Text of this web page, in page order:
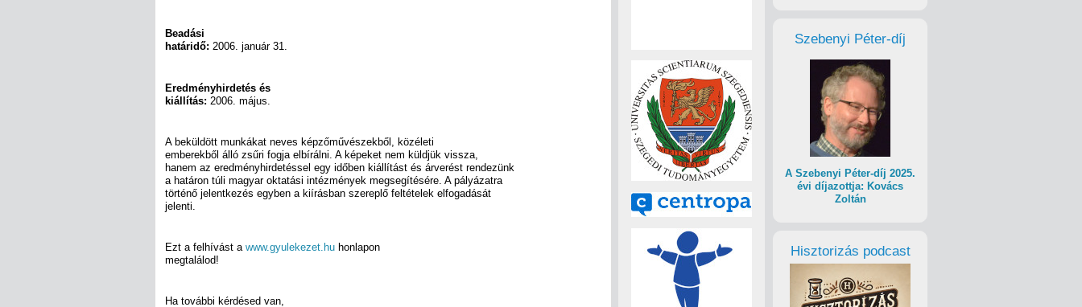
Beadási
határidő: 2006. január 31.
Eredményhirdetés és
kiállítás: 2006. május.
A beküldött munkákat neves képzőművészekből, közéleti
emberekből álló zsűri fogja elbírálni. A képeket nem küldjük vissza,
hanem az eredményhirdetéssel egy időben kiállítást és árverést rendezünk
a határon túli magyar oktatási intézmények megsegítésére. A pályázatra
történő jelentkezés egyben a kiírásban szereplő feltételek elfogadását
jelenti.
Ezt a felhívást a www.gyulekezet.hu honlapon
megtalálod!
Ha további kérdésed van,
Szebenyi Péter-díj
A Szebenyi Péter-díj 2025.
évi díjazottja: Kovács
Zoltán
Hisztorizás podcast